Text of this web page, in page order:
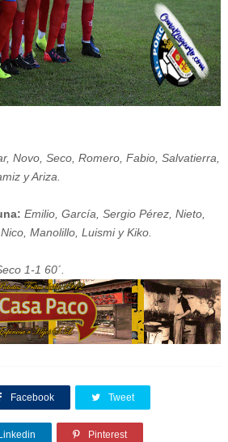
Novo, Seco, Romero, Fabio, Salvatierra,
y Ariza.
Emilio, García, Sergio Pérez, Nieto,
Manolillo, Luismi y Kiko.
1-1 60´.
Facebook Tweet
Linkedin Pinterest